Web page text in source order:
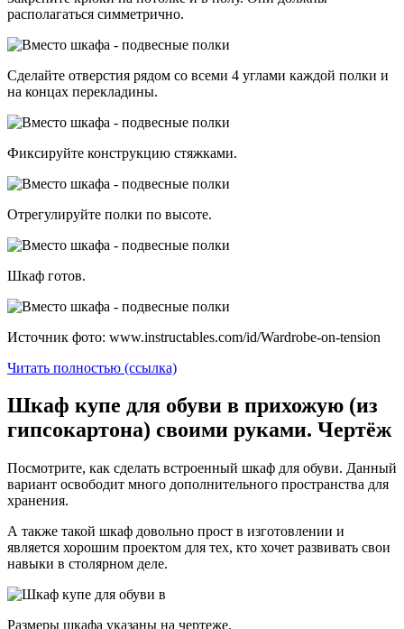
располагаться симметрично.
Сделайте отверстия рядом со всеми 4 углами каждой полки и
на концах перекладины.
Фиксируйте конструкцию стяжками.
Отрегулируйте полки по высоте.
Шкаф готов.
Источник фото: www.instructables.com/id/Wardrobe-on-tension
Читать полностью (ссылка)
Шкаф купе для обуви в прихожую (из
гипсокартона) своими руками. Чертёж
Посмотрите, как сделать встроенный шкаф для обуви. Данный
вариант освободит много дополнительного пространства для
хранения.
А также такой шкаф довольно прост в изготовлении и
является хорошим проектом для тех, кто хочет развивать свои
навыки в столярном деле.
Размеры шкафа указаны на чертеже.